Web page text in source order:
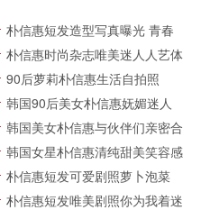
朴信惠短发造型写真曝光 青春
靓丽笑容灿烂
朴信惠时尚杂志唯美迷人人艺体
图片欧美范
90后萝莉朴信惠生活自拍照
韩国90后美女朴信惠妩媚迷人
写真
韩国美女朴信惠与伙伴们亲密合
照
韩国女星朴信惠清纯甜美笑容感
染人
朴信惠短发可爱剧照萝卜泡菜
朴信惠短发唯美剧照你为我着迷